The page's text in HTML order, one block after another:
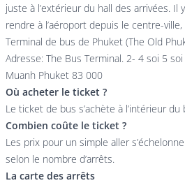
juste à l’extérieur du hall des arrivées. Il
rendre à l’aéroport depuis le centre-ville,
Terminal de bus de Phuket (The Old
Adresse: The Bus Terminal. 2- 4 soi 5 soi
Muanh Phuket 83 000
Où acheter le ticket ?
Le ticket de bus s’achète à l’intérieur
Combien coûte le ticket ?
Les prix pour un simple aller
selon le nombre d’arrêts.
La carte des arrêts